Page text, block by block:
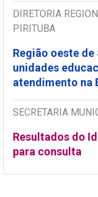
DIRETORIA
PIRITUBA
Região oeste de
unidades
atendimento na
SECRETARIA
Resultados do
para consulta